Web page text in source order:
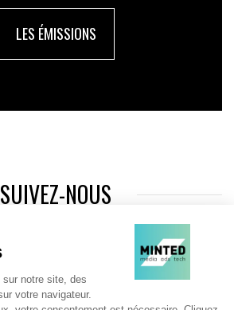
LES ÉMISSIONS
SUIVEZ-NOUS